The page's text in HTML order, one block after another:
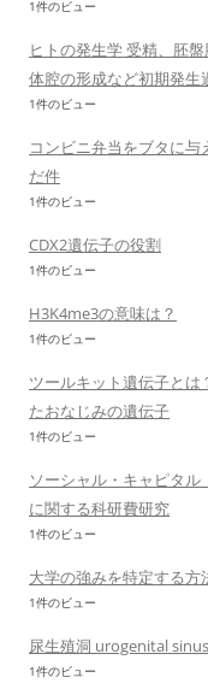
1件のビュー
ヒトの発生学 受精、胚
体腔の形成など初期発生
1件のビュー
コンビニ弁当をブタに
だ件
1件のビュー
CDX2遺伝子の役割
1件のビュー
H3K4me3の意味は？
1件のビュー
ツールキット遺伝子と
たおなじみの遺伝子
1件のビュー
ソーシャル・キャピタル
に関する科研費研究
1件のビュー
大学の強みを特定する方
1件のビュー
尿生殖洞 urogenital
1件のビュー